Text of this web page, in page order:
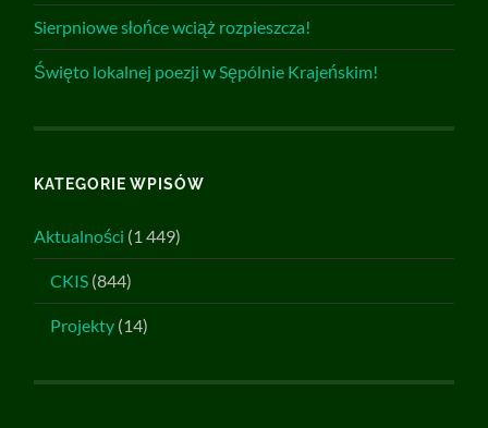
Sierpniowe słońce wciąż rozpieszcza!
Święto lokalnej poezji w Sępólnie Krajeńskim!
KATEGORIE WPISÓW
Aktualności (1 449)
CKIS (844)
Projekty (14)